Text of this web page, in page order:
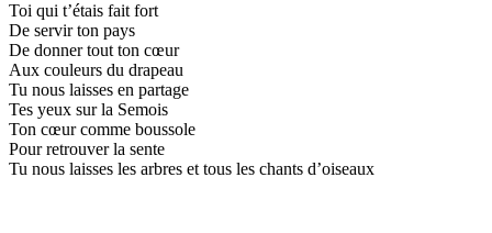
Toi qui t’étais fait fort
De servir ton pays
De donner tout ton cœur
Aux couleurs du drapeau
Tu nous laisses en partage
Tes yeux sur la Semois
Ton cœur comme boussole
Pour retrouver la sente
Tu nous laisses les arbres et tous les chants d’oiseaux